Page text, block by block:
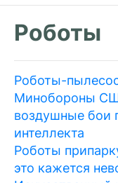
Роботы
Роботы-
Минобороны
воздушные бои
интеллекта
Роботы
это кажется